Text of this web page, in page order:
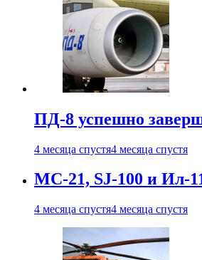
ПД-8 успешно
4 месяца спустя4 месяца спустя
МС-21, SJ-100 и Ил-
4 месяца спустя4 месяца спустя